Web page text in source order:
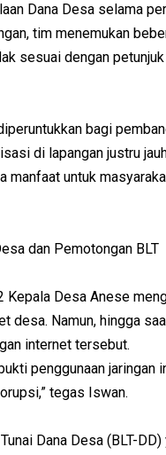
Dana Desa selama
tim menemukan
sesuai dengan
bagi
di lapangan justru
manfaat untuk
dan Pemotongan BLT
Kepala Desa Anese
desa. Namun, hingga
internet tersebut.
penggunaan jaringan
tegas Iswan.
Dana Desa (BLT-